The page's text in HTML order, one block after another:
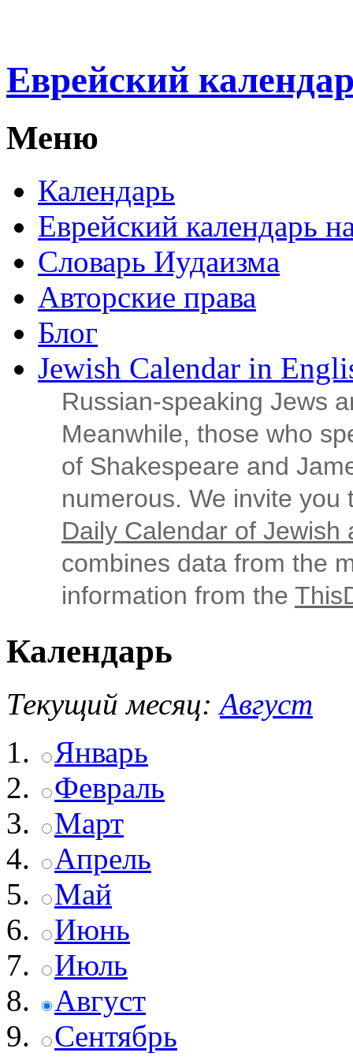
Еврейский
Меню
Календарь
Еврейский календарь
Словарь Иудаизма
Авторские права
Блог
Jewish Calendar in
Russian‑speaking Jews
Meanwhile, those who
of Shakespeare and
numerous. We invite
Daily Calendar of Jewish
combines data from the
information from the
Календарь
Текущий месяц: Август
Январь
Февраль
Март
Апрель
Май
Июнь
Июль
Август
Сентябрь